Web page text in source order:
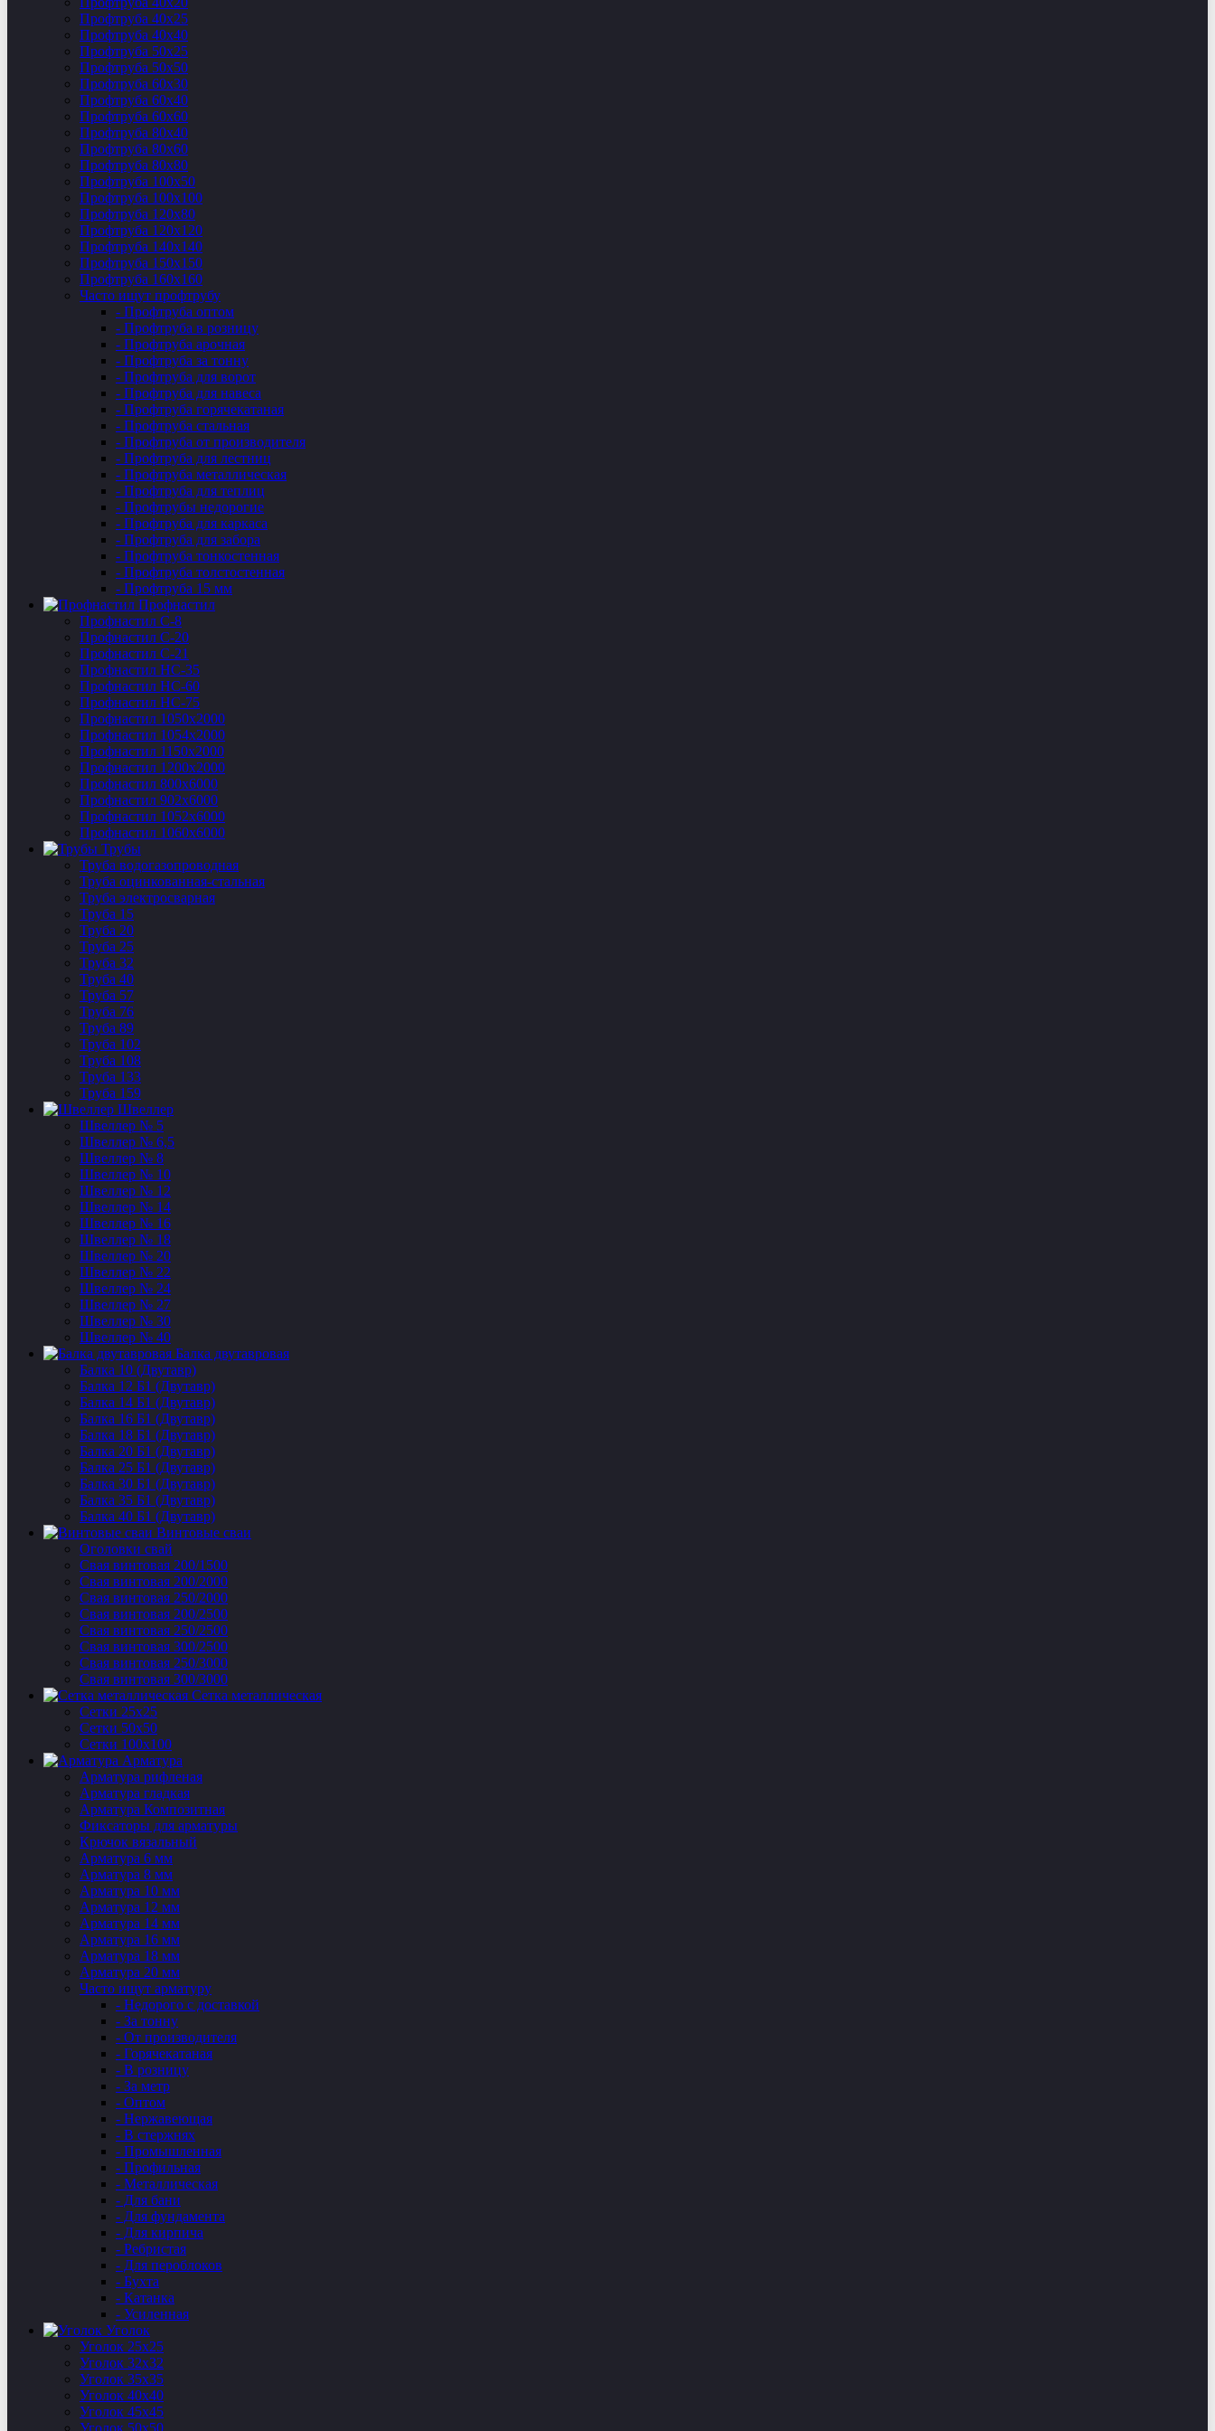
Профтруба 40х25
Профтруба 40х40
Профтруба 50х25
Профтруба 50х50
Профтруба 60х30
Профтруба 60х40
Профтруба 60х60
Профтруба 80х40
Профтруба 80х60
Профтруба 80х80
Профтруба 100х50
Профтруба 100х100
Профтруба 120х80
Профтруба 120х120
Профтруба 140х140
Профтруба 150х150
Профтруба 160х160
Часто ищут профтрубу
- Профтруба оптом
- Профтруба в розницу
- Профтруба арочная
- Профтруба за тонну
- Профтруба для ворот
- Профтруба для навеса
- Профтруба горячекатаная
- Профтруба стальная
- Профтруба от производителя
- Профтруба для лестниц
- Профтруба металлическая
- Профтруба для теплиц
- Профтрубы недорогие
- Профтруба для каркаса
- Профтруба для забора
- Профтруба тонкостенная
- Профтруба толстостенная
- Профтруба 15 мм
Профнастил
Профнастил C-8
Профнастил С-20
Профнастил C-21
Профнастил НС-35
Профнастил НС-60
Профнастил НС-75
Профнастил 1050х2000
Профнастил 1054х2000
Профнастил 1150х2000
Профнастил 1200х2000
Профнастил 800х6000
Профнастил 902х6000
Профнастил 1052х6000
Профнастил 1060х6000
Трубы
Труба водогазопроводная
Труба оцинкованная-стальная
Труба электросварная
Труба 15
Труба 20
Труба 25
Труба 32
Труба 40
Труба 57
Труба 76
Труба 89
Труба 102
Труба 108
Труба 133
Труба 159
Швеллер
Швеллер № 5
Швеллер № 6,5
Швеллер № 8
Швеллер № 10
Швеллер № 12
Швеллер № 14
Швеллер № 16
Швеллер № 18
Швеллер № 20
Швеллер № 22
Швеллер № 24
Швеллер № 27
Швеллер № 30
Швеллер № 40
Балка двутавровая
Балка 10 (Двутавр)
Балка 12 Б1 (Двутавр)
Балка 14 Б1 (Двутавр)
Балка 16 Б1 (Двутавр)
Балка 18 Б1 (Двутавр)
Балка 20 Б1 (Двутавр)
Балка 25 Б1 (Двутавр)
Балка 30 Б1 (Двутавр)
Балка 35 Б1 (Двутавр)
Балка 40 Б1 (Двутавр)
Винтовые сваи
Оголовки свай
Свая винтовая 200/1500
Свая винтовая 200/2000
Свая винтовая 250/2000
Свая винтовая 200/2500
Свая винтовая 250/2500
Свая винтовая 300/2500
Свая винтовая 250/3000
Свая винтовая 300/3000
Сетка металлическая
Сетки 25х25
Сетки 50х50
Сетки 100х100
Арматура
Арматура рифленая
Арматура гладкая
Арматура Композитная
Фиксаторы для арматуры
Крючок вязальный
Арматура 6 мм
Арматура 8 мм
Арматура 10 мм
Арматура 12 мм
Арматура 14 мм
Арматура 16 мм
Арматура 18 мм
Арматура 20 мм
Часто ищут арматуру
- Недорого с доставкой
- За тонну
- От производителя
- Горячекатаная
- В розницу
- За метр
- Оптом
- Нержавеющая
- В стержнях
- Промышленная
- Профильная
- Металлическая
- Для бани
- Для фундамента
- Для кирпича
- Ребристая
- Для пероблоков
- Бухта
- Катанка
- Усиленная
Уголок
Уголок 25х25
Уголок 32х32
Уголок 35х35
Уголок 40х40
Уголок 45х45
Уголок 50х50